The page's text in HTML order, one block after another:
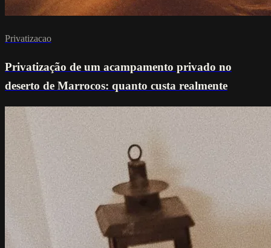
Privatizacao
Privatização de um acampamento privado no
deserto de Marrocos: quanto custa realmente